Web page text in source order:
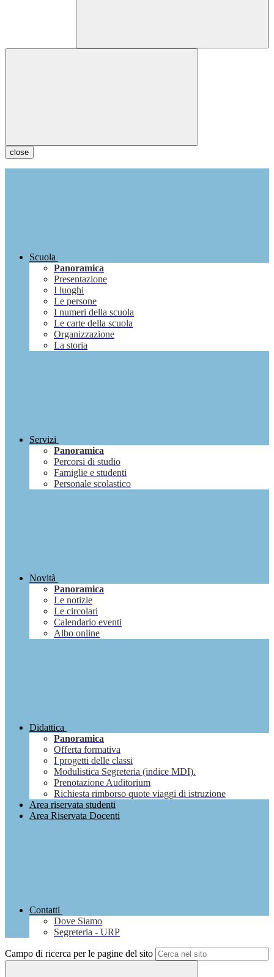
close
Scuola
Panoramica
Presentazione
I luoghi
Le persone
I numeri della scuola
Le carte della scuola
Organizzazione
La storia
Servizi
Panoramica
Percorsi di studio
Famiglie e studenti
Personale scolastico
Novità
Panoramica
Le notizie
Le circolari
Calendario eventi
Albo online
Didattica
Panoramica
Offerta formativa
I progetti delle classi
Modulistica Segreteria (indice MDI).
Prenotazione Auditorium
Richiesta rimborso quote viaggi di istruzione
Area riservata studenti
Area Riservata Docenti
Contatti
Dove Siamo
Segreteria - URP
Campo di ricerca per le pagine del sito